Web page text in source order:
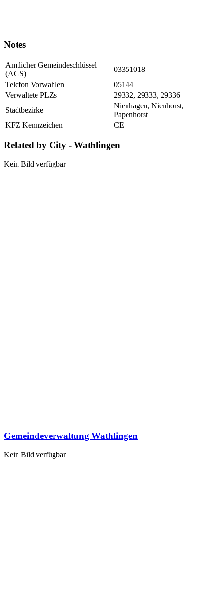
Notes
Amtlicher Gemeindeschlüssel
(AGS)
03351018
Telefon Vorwahlen
05144
Verwaltete PLZs
29332, 29333, 29336
Stadtbezirke
Nienhagen, Nienhorst,
Papenhorst
KFZ Kennzeichen
CE
Related by City - Wathlingen
Kein Bild verfügbar
Gemeindeverwaltung Wathlingen
Kein Bild verfügbar